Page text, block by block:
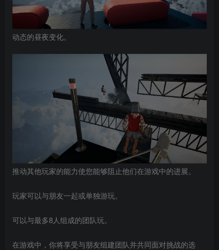
动态的昼夜变化。
推动其他玩家的能力使您能够阻止他们在游戏中的进展。
玩家可以与朋友一起或单独游玩。
可以与最多8人组成的团队玩。
在游戏中，你将享受与朋友组建团队并共同面对挑战的选